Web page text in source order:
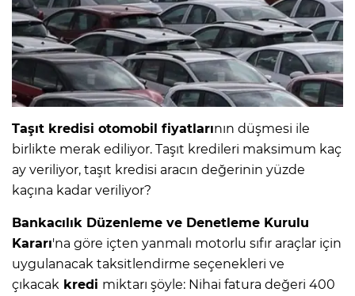
Taşıt kredisi otomobil fiyatlarının düşmesi ile
birlikte merak ediliyor. Taşıt kredileri maksimum kaç
ay veriliyor, taşıt kredisi aracın değerinin yüzde
kaçına kadar veriliyor?
Bankacılık Düzenleme ve Denetleme Kurulu
Kararı'na göre içten yanmalı motorlu sıfır araçlar için
uygulanacak taksitlendirme seçenekleri ve
çıkacak kredi miktarı şöyle: Nihai fatura değeri 400